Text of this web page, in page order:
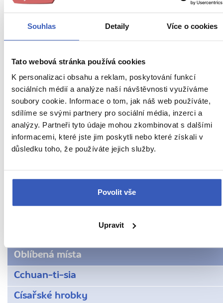
Souhlas Detaily Více o cookies
Tato webová stránka používá cookies
K personalizaci obsahu a reklam, poskytování funkcí
sociálních médií a analýze naší návštěvnosti využíváme
soubory cookie. Informace o tom, jak náš web používáte,
sdílíme se svými partnery pro sociální média, inzerci a
analýzy. Partneři tyto údaje mohou zkombinovat s dalšími
informacemi, které jste jim poskytli nebo které získali v
důsledku toho, že používáte jejich služby.
Povolit vše
Upravit
Oblíbená místa
ochránkyni impéria?
21475 přečtení
Další cestovatelská inspirace
URL
stránky:
www.radynacestu.cz/magazin/sanghaj/
Čína
Oblíbená místa
Cchuan-ti-sia
Císařské hrobky